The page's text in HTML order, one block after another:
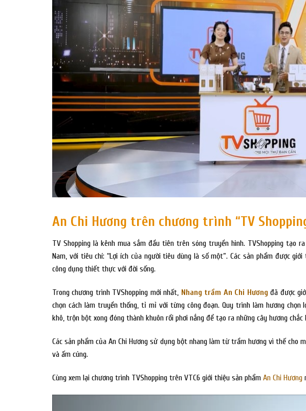
An Chi Hương trên chương trình “TV
TV Shopping là kênh mua sắm đầu tiên trên sóng truyền hình. TVShopping tạo
Nam, với tiêu chí: “Lợi ích của người tiêu dùng là số một”. Các sản phẩm được
công dụng thiết thực với đời sống.
Trong chương trình TVShopping mới nhất, Nhang trầm An Chi Hương đã được
chọn cách làm truyền thống, tỉ mỉ với từng công đoạn. Quy trình làm hương
khô, trộn bột xong đóng thành khuôn rồi phơi nắng để tạo ra những cây hương chắc
Các sản phẩm của An Chi Hương sử dụng bột nhang làm từ trầm hương vì thế cho
và ấm cúng.
Cùng xem lại chương trình TVShopping trên VTC6 giới thiệu sản phẩm An Chi Hương